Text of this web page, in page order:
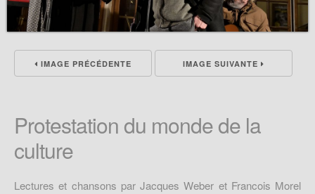
IMAGE PRÉCÉDENTE IMAGE SUIVANTE
Protestation du monde de la
culture
Lectures et chansons par Jacques Weber et Francois Morel